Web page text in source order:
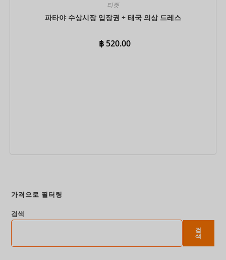
티켓
파타야 수상시장 입장권 + 태국 의상 드레스
฿520.00
가격으로 필터링
검색
검
색